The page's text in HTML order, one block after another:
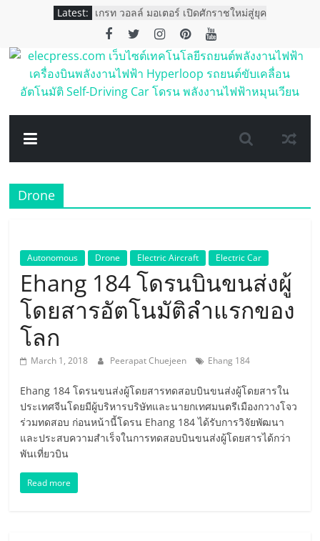
content
Latest: เกรท วอลล์ มอเตอร์ เปิดศักราชใหม่สู่ยุค
พลังงานอัจฉริยะ ขนทัพรถยนต์ใหม่กว่า
12 รุ่นจาก 5 แบรนด์
เผยโฉม KUBOTA Tractor ไฟฟ้า 100%
ครั้งแรกของอาเซียน
เอ็มจี คว้า 4 รางวัล ตอกย้ำการเป็น
แบรนด์ผู้นำด้านนวัตกรรมและ
เทคโนโลยียานยนต์
ตอกย้ำภาพรถพลังงานไฟฟ้าที่ใช้งานได้
elecpress.com
เว็บไซต์
เทคโนโลยี
รถยนต์
พลังงาน
ไฟฟ้า
เครื่อง
บิน
พลังงาน
ไฟฟ้า
Hyperloop
Drone
Autonomous Drone Electric Aircraft Electric Car
Ehang 184 โดรนบินขนส่งผู้
โดยสารอัตโนมัติลำแรกของ
โลก
March 1, 2018 Peerapat Chuejeen Ehang 184
Ehang 184 โดรนขนส่งผู้โดยสารทดสอบบินขนส่งผู้โดยสารใน
ประเทศจีนโดยมีผู้บริหารบริษัทและนายกเทศมนตรีเมืองกวางโจว
ร่วมทดสอบ ก่อนหน้านี้โดรน Ehang 184 ได้รับการวิจัยพัฒนา
และประสบความสำเร็จในการทดสอบบินขนส่งผู้โดยสารได้กว่า
พันเที่ยวบิน
Read more